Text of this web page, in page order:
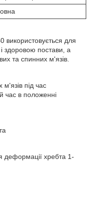
використовується для
здоровою постави, а
та спинних м'язів.
під час
час в положенні
деформації хребта 1-